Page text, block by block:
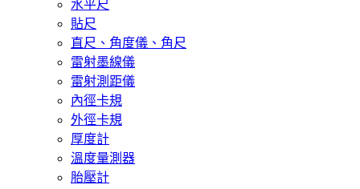
水平尺
貼尺
直尺、角度儀、角尺
雷射墨線儀
雷射測距儀
內徑卡規
外徑卡規
厚度計
溫度量測器
胎壓計